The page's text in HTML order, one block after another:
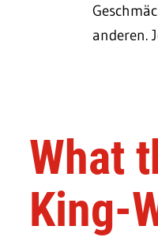
anderen.
What
King-